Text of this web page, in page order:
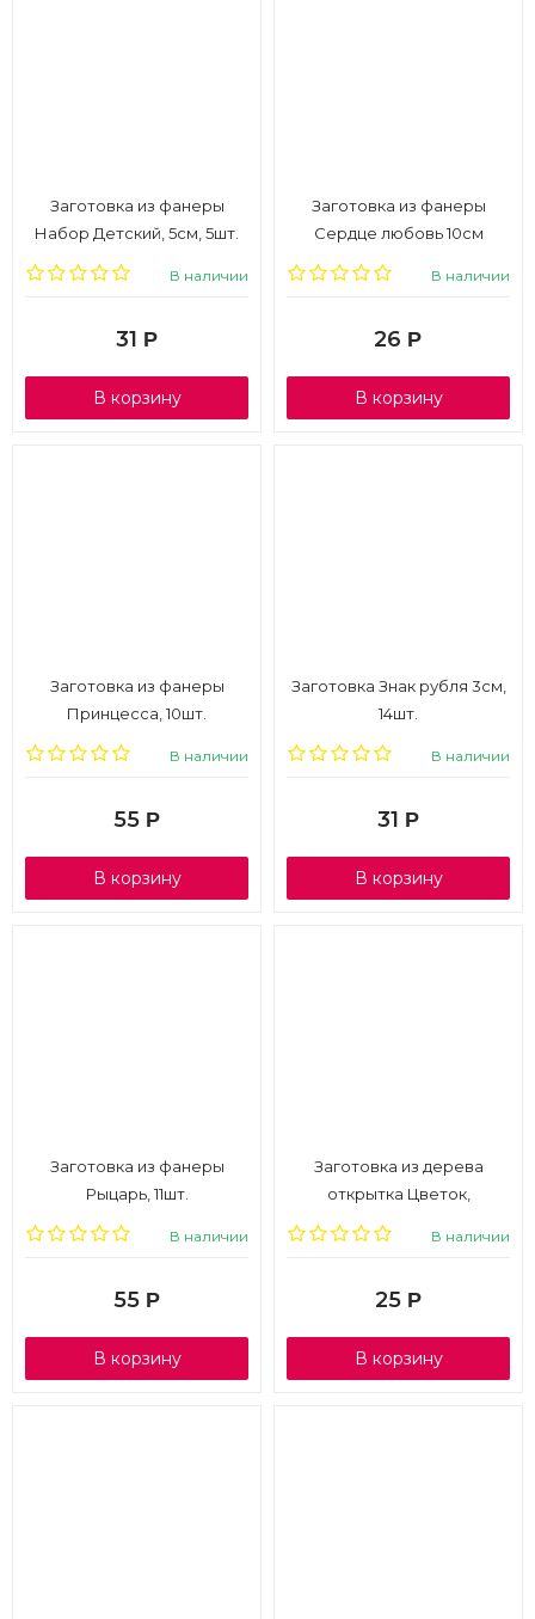
Заготовка из фанеры
Набор Детский, 5см, 5шт.
В наличии
31 Р
В корзину
Заготовка из фанеры
Сердце любовь 10см
В наличии
26 Р
В корзину
Заготовка из фанеры
Принцесса, 10шт.
В наличии
55 Р
В корзину
Заготовка Знак рубля 3см,
14шт.
В наличии
31 Р
В корзину
Заготовка из фанеры
Рыцарь, 11шт.
В наличии
55 Р
В корзину
Заготовка из дерева
открытка Цветок,
натуральный
В наличии
25 Р
В корзину